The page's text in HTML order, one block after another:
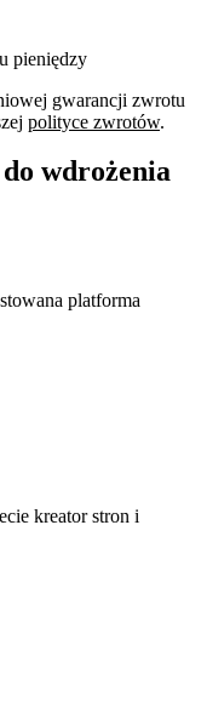
pieniędzy
gwarancji zwrotu
polityce zwrotów.
wdrożenia
platforma
kreator stron i